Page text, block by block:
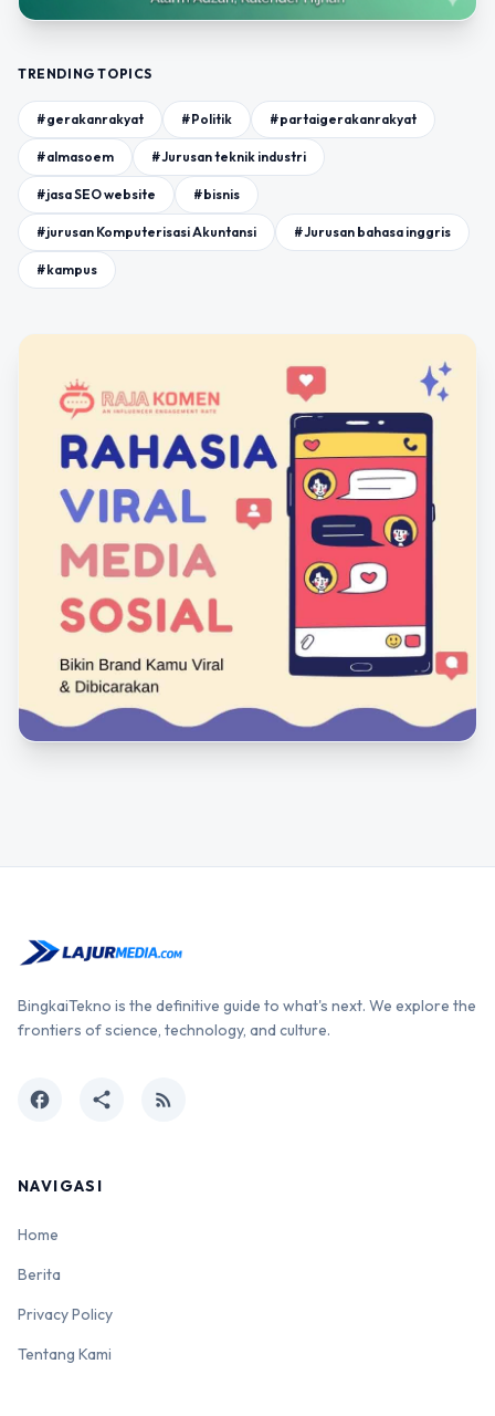
TRENDING TOPICS
#gerakanrakyat #Politik #partaigerakanrakyat
#almasoem #Jurusan teknik industri
#jasa SEO website #bisnis
#jurusan Komputerisasi Akuntansi #Jurusan bahasa inggris
#kampus
BingkaiTekno is the definitive guide to what's next. We explore the
frontiers of science, technology, and culture.
facebook share rss_feed
NAVIGASI
Home
Berita
Privacy Policy
Tentang Kami